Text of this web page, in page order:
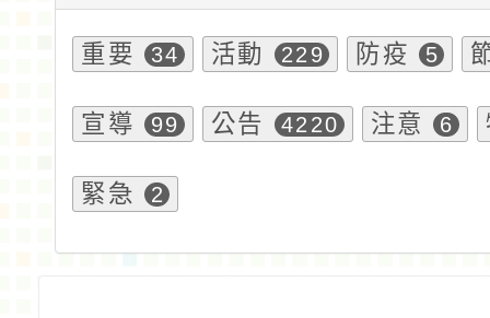
重要 34 活動 229 防疫 5
宣導 99 公告 4220 注意 6
緊急 2